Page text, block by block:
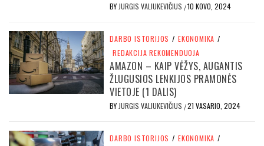
BY JURGIS VALIUKEVIČIUS /10 KOVO, 2024
DARBO ISTORIJOS / EKONOMIKA /
REDAKCIJA REKOMENDUOJA
AMAZON – KAIP VĖŽYS, AUGANTIS
ŽLUGUSIOS LENKIJOS PRAMONĖS
VIETOJE (1 DALIS)
BY JURGIS VALIUKEVIČIUS /21 VASARIO, 2024
DARBO ISTORIJOS / EKONOMIKA /